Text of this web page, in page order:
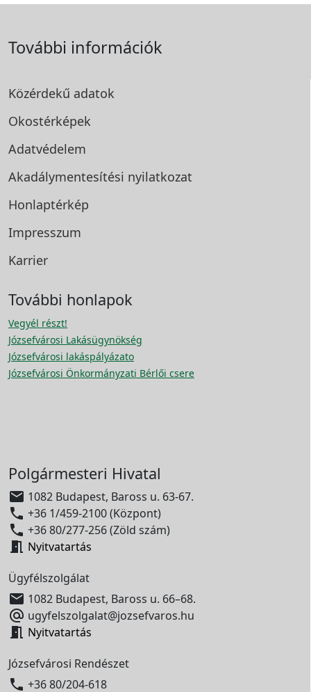
További információk
Közérdekű adatok
Okostérképek
Adatvédelem
Akadálymentesítési nyilatkozat
Honlaptérkép
Impresszum
Karrier
További honlapok
Vegyél részt!
Józsefvárosi Lakásügynökség
Józsefvárosi lakáspályázato
Józsefvárosi Önkormányzati Bérlői csere
Polgármesteri Hivatal
 1082 Budapest, Baross u. 63-67.
 +36 1/459-2100 (Központ)
 +36 80/277-256 (Zöld szám)
 Nyitvatartás
Ügyfélszolgálat
 1082 Budapest, Baross u. 66–68.
 ugyfelszolgalat@jozsefvaros.hu
 Nyitvatartás
Józsefvárosi Rendészet
 +36 80/204-618